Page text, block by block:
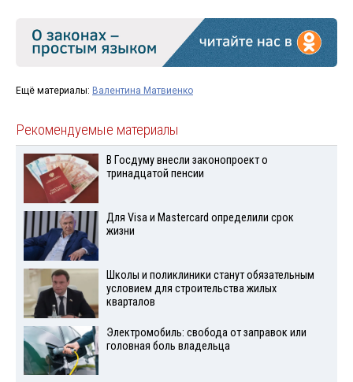
Ещё материалы: Валентина Матвиенко
Рекомендуемые материалы
В Госдуму внесли законопроект о
тринадцатой пенсии
Для Visа и Mastercard определили срок
жизни
Школы и поликлиники станут обязательным
условием для строительства жилых
кварталов
Электромобиль: свобода от заправок или
головная боль владельца